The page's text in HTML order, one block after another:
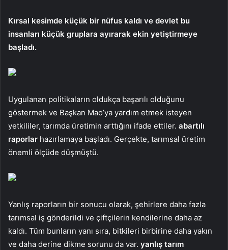
Kırsal kesimde küçük bir nüfus kaldı ve devlet bu
insanları küçük gruplara ayırarak ekin yetiştirmeye
başladı.
Uygulanan politikaların oldukça başarılı olduğunu
göstermek ve Başkan Mao’ya yardım etmek isteyen
yetkililer, tarımda üretimin arttığını ifade ettiler. abartılı
raporlar hazırlamaya başladı. Gerçekte, tarımsal üretim
önemli ölçüde düşmüştü.
Yanlış raporların bir sonucu olarak, şehirlere daha fazla
tarımsal iş gönderildi ve çiftçilerin kendilerine daha az
kaldı. Tüm bunların yanı sıra, bitkileri birbirine daha yakın
ve daha derine dikme sorunu da var. yanlış tarım